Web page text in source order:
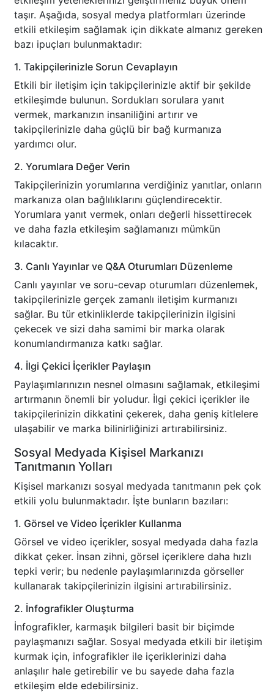
taşır. Aşağıda, sosyal medya platformları üzerinde
etkili etkileşim sağlamak için dikkate almanız gereken
bazı ipuçları bulunmaktadır:
1. Takipçilerinizle Sorun Cevaplayın
Etkili bir iletişim için takipçilerinizle aktif bir şekilde
etkileşimde bulunun. Sordukları sorulara yanıt
vermek, markanızın insaniliğini artırır ve
takipçilerinizle daha güçlü bir bağ kurmanıza
yardımcı olur.
2. Yorumlara Değer Verin
Takipçilerinizin yorumlarına verdiğiniz yanıtlar, onların
markanıza olan bağlılıklarını güçlendirecektir.
Yorumlara yanıt vermek, onları değerli hissettirecek
ve daha fazla etkileşim sağlamanızı mümkün
kılacaktır.
3. Canlı Yayınlar ve Q&A Oturumları Düzenleme
Canlı yayınlar ve soru-cevap oturumları düzenlemek,
takipçilerinizle gerçek zamanlı iletişim kurmanızı
sağlar. Bu tür etkinliklerde takipçilerinizin ilgisini
çekecek ve sizi daha samimi bir marka olarak
konumlandırmanıza katkı sağlar.
4. İlgi Çekici İçerikler Paylaşın
Paylaşımlarınızın nesnel olmasını sağlamak, etkileşimi
artırmanın önemli bir yoludur. İlgi çekici içerikler ile
takipçilerinizin dikkatini çekerek, daha geniş kitlelere
ulaşabilir ve marka bilinirliğinizi artırabilirsiniz.
Sosyal Medyada Kişisel Markanızı
Tanıtmanın Yolları
Kişisel markanızı sosyal medyada tanıtmanın pek çok
etkili yolu bulunmaktadır. İşte bunların bazıları:
1. Görsel ve Video İçerikler Kullanma
Görsel ve video içerikler, sosyal medyada daha fazla
dikkat çeker. İnsan zihni, görsel içeriklere daha hızlı
tepki verir; bu nedenle paylaşımlarınızda görseller
kullanarak takipçilerinizin ilgisini artırabilirsiniz.
2. İnfografikler Oluşturma
İnfografikler, karmaşık bilgileri basit bir biçimde
paylaşmanızı sağlar. Sosyal medyada etkili bir iletişim
kurmak için, infografikler ile içeriklerinizi daha
anlaşılır hale getirebilir ve bu sayede daha fazla
etkileşim elde edebilirsiniz.